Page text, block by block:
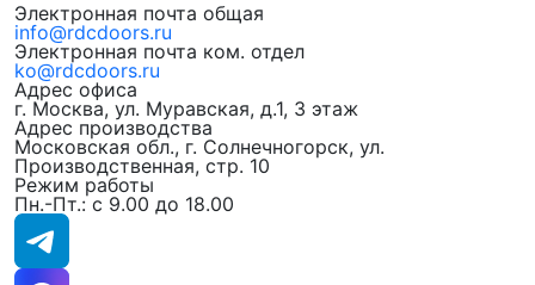
Электронная почта общая
info@rdcdoors.ru
Электронная почта ком. отдел
ko@rdcdoors.ru
Адрес офиса
г. Москва, ул. Муравская, д.1, 3 этаж
Адрес производства
Московская обл., г. Солнечногорск, ул.
Производственная, стр. 10
Режим работы
Пн.-Пт.: с 9.00 до 18.00